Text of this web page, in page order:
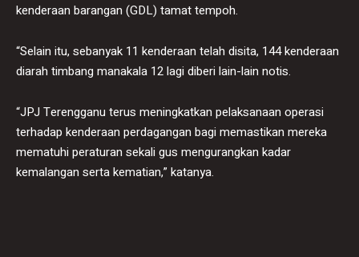
kenderaan barangan (GDL) tamat tempoh.
“Selain itu, sebanyak 11 kenderaan telah disita, 144 kenderaan
diarah timbang manakala 12 lagi diberi lain-lain notis.
“JPJ Terengganu terus meningkatkan pelaksanaan operasi
terhadap kenderaan perdagangan bagi memastikan mereka
mematuhi peraturan sekali gus mengurangkan kadar
kemalangan serta kematian,” katanya.